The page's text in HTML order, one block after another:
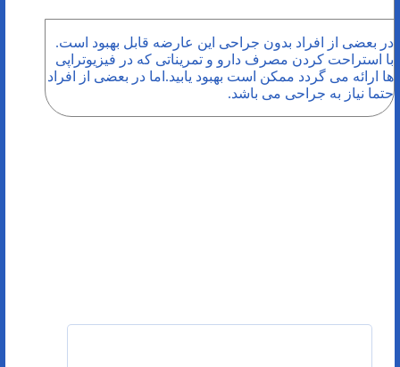
در بعضی از افراد بدون جراحی این عارضه قابل بهبود است.
با استراحت کردن مصرف دارو و تمریناتی که در فیزیوتراپی
ها ارائه می گردد ممکن است بهبود یابید.اما در بعضی از افراد
حتما نیاز به جراحی می باشد.